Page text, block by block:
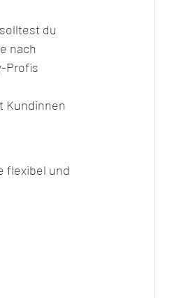
du
nach
Profis
Kundinnen
flexibel und